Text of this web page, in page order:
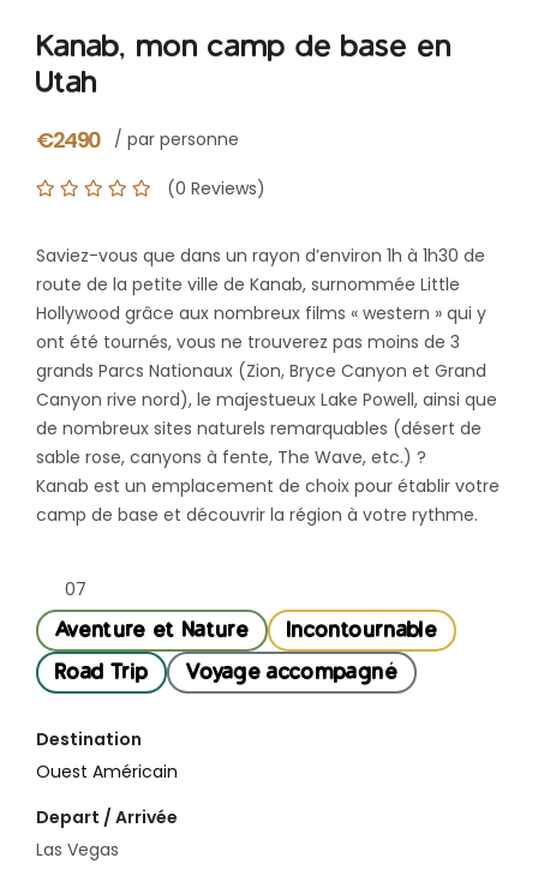
Kanab, mon camp de base en
Utah
€2490 / par personne
(0 Reviews)
Saviez-vous que dans un rayon d’environ 1h à 1h30 de
route de la petite ville de Kanab, surnommée Little
Hollywood grâce aux nombreux films « western » qui y
ont été tournés, vous ne trouverez pas moins de 3
grands Parcs Nationaux (Zion, Bryce Canyon et Grand
Canyon rive nord), le majestueux Lake Powell, ainsi que
de nombreux sites naturels remarquables (désert de
sable rose, canyons à fente, The Wave, etc.) ?
Kanab est un emplacement de choix pour établir votre
camp de base et découvrir la région à votre rythme.
07
Aventure et Nature
Incontournable
Road Trip
Voyage accompagné
Destination
Ouest Américain
Depart / Arrivée
Las Vegas